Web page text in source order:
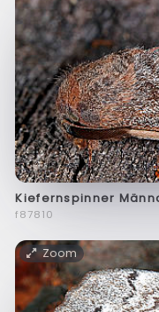
Kiefernspinner
f87810
Zoom